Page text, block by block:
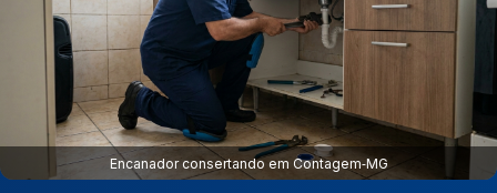
Encanador consertando em Contagem‑MG